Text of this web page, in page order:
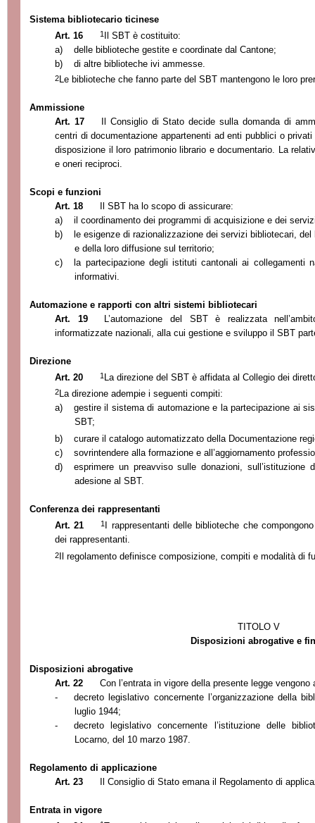
Sistema bibliotecario ticinese
Art. 16
1Il SBT è costituito:
a)
delle biblioteche gestite e coordinate dal Cantone;
b)
di altre biblioteche ivi ammesse.
2Le biblioteche che fanno parte del SBT mantengono le loro
Ammissione
Art. 17
Il Consiglio di Stato decide sulla domanda di
centri di documentazione appartenenti ad enti pubblici o
disposizione il loro patrimonio librario e documentario. La
e oneri reciproci.
Scopi e funzioni
Art. 18
Il SBT ha lo scopo di assicurare:
a)
il coordinamento dei programmi di acquisizione e dei
b)
le esigenze di razionalizzazione dei servizi bibliotecari,
e della loro diffusione sul territorio;
c)
la partecipazione degli istituti cantonali ai collegamenti
informativi.
Automazione e rapporti con altri sistemi bibliotecari
Art. 19
L’automazione del SBT è realizzata
informatizzate nazionali, alla cui gestione e sviluppo il SBT
Direzione
Art. 20
1La direzione del SBT è affidata al Collegio dei
2 La direzione adempie i seguenti compiti:
a)
gestire il sistema di automazione e la partecipazione ai
SBT;
b)
curare il catalogo automatizzato della Documentazione
c)
sovrintendere alla formazione e all’aggiornamento
d)
esprimere un preavviso sulle donazioni,
adesione al SBT.
Conferenza dei rappresentanti
Art. 21
1
I rappresentanti delle biblioteche che
dei rappresentanti.
2 Il regolamento definisce composizione, compiti e modalità di
TITOLO V
Disposizioni abrogative e
Disposizioni abrogative
Art. 22
Con l’entrata in vigore della presente legge
-
decreto legislativo concernente l’organizzazione della
luglio 1944;
-
decreto legislativo concernente l’istituzione delle
Locarno, del 10 marzo 1987.
Regolamento di applicazione
Art. 23
Il Consiglio di Stato emana il Regolamento di
Entrata in vigore